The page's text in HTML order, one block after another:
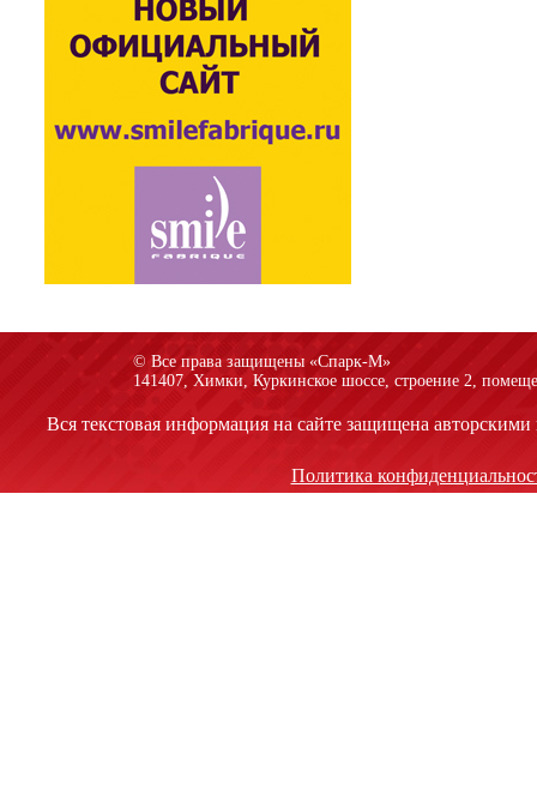
© Все права защищены «Спарк-M»
141407, Химки, Куркинское шоссе, строение 2,
Вся текстовая информация на сайте защищена
Политика